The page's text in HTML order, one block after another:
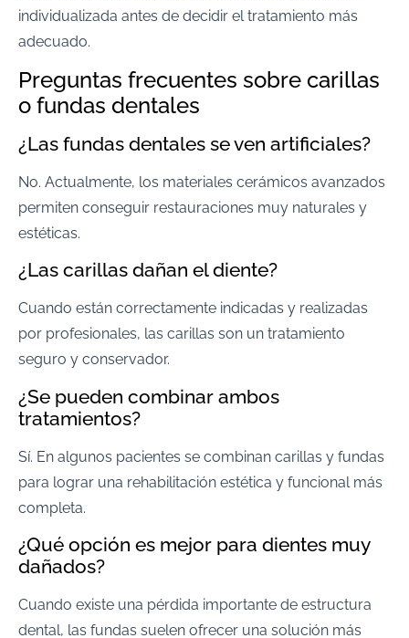
individualizada antes de decidir el tratamiento más
adecuado.
Preguntas frecuentes sobre carillas
o fundas dentales
¿Las fundas dentales se ven artificiales?
No. Actualmente, los materiales cerámicos avanzados
permiten conseguir restauraciones muy naturales y
estéticas.
¿Las carillas dañan el diente?
Cuando están correctamente indicadas y realizadas
por profesionales, las carillas son un tratamiento
seguro y conservador.
¿Se pueden combinar ambos
tratamientos?
Sí. En algunos pacientes se combinan carillas y fundas
para lograr una rehabilitación estética y funcional más
completa.
¿Qué opción es mejor para dientes muy
dañados?
Cuando existe una pérdida importante de estructura
dental, las fundas suelen ofrecer una solución más